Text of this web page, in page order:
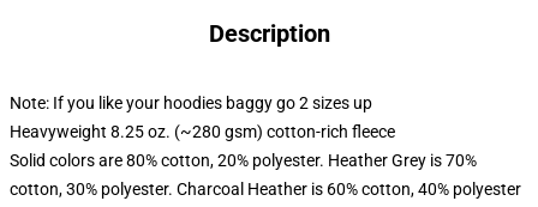
Description
Note: If you like your hoodies baggy go 2 sizes up
Heavyweight 8.25 oz. (~280 gsm) cotton-rich fleece
Solid colors are 80% cotton, 20% polyester. Heather Grey is 70%
cotton, 30% polyester. Charcoal Heather is 60% cotton, 40% polyester